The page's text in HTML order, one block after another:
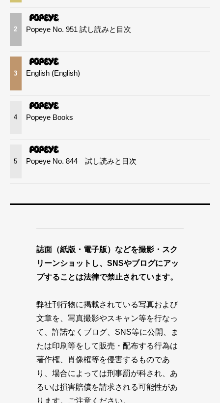
2 Popeye No. 951 試し読みと目次
3 English (English)
4 Popeye Books
5 Popeye No. 844 試し読みと目次
誌面（紙版・電子版）などを撮影・スク
リーンショットし、SNSやブログにアッ
プすることは法律で禁止されています。
弊社刊行物に掲載されている写真および
文章を、写真撮影やスキャン等を行なっ
て、許諾なくブログ、SNS等に公開、ま
たは印刷等をして販売・配布する行為は
著作権、肖像権等を侵害するものであ
り、場合によっては刑事罰が科され、あ
るいは損害賠償を請求される可能性があ
ります。ご注意ください。